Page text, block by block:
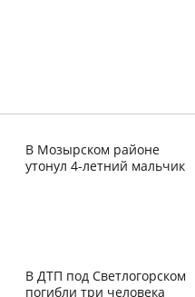
В Мозырском районе
утонул 4-летний мальчик
В ДТП под Светлогорском
погибли три человека